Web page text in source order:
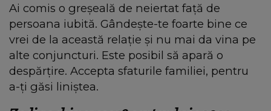
Ai comis o greșeală de neiertat față de
persoana iubită. Gândește-te foarte bine ce
vrei de la această relație și nu mai da vina pe
alte conjuncturi. Este posibil să apară o
despărțire. Accepta sfaturile familiei, pentru
a-ţi găsi liniştea.